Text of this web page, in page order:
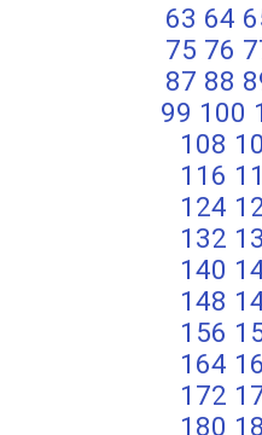
63 64
75 76
87 88
99 100
108
116
124
132
140
148
156
164
172
180